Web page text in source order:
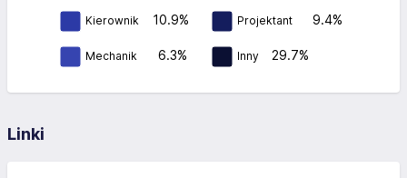
Kierownik 10.9% Projektant 9.4%
Mechanik 6.3% Inny 29.7%
Linki